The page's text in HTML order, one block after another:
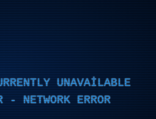
UNAVAILABLE
NETWORK ERROR